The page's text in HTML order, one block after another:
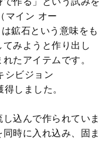
マイン オー
鉱石という意味をも
みようと作り出し
たアイテムです。
シビジョン
しました。
込んで作られていま
時に入れ込み、固ま